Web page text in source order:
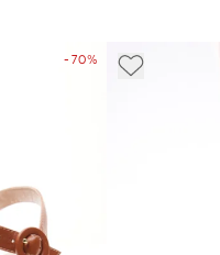
- 70%